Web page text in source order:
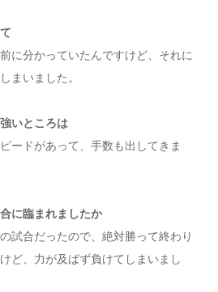
に分かっていたんですけど、それに
まいました。
いところは
ードがあって、手数も出してきま
に臨まれましたか
試合だったので、絶対勝って終わり
ど、力が及ばず負けてしまいまし